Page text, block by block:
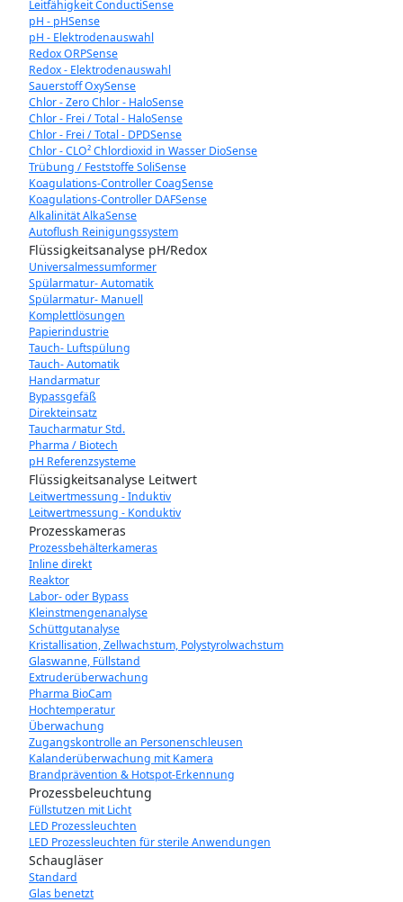
Leitfähigkeit ConductiSense
pH - pHSense
pH - Elektrodenauswahl
Redox ORPSense
Redox - Elektrodenauswahl
Sauerstoff OxySense
Chlor - Zero Chlor - HaloSense
Chlor - Frei / Total - HaloSense
Chlor - Frei / Total - DPDSense
Chlor - CLO² Chlordioxid in Wasser DioSense
Trübung / Feststoffe SoliSense
Koagulations-Controller CoagSense
Koagulations-Controller DAFSense
Alkalinität AlkaSense
Autoflush Reinigungssystem
Flüssigkeitsanalyse pH/Redox
Universalmessumformer
Spülarmatur- Automatik
Spülarmatur- Manuell
Komplettlösungen
Papierindustrie
Tauch- Luftspülung
Tauch- Automatik
Handarmatur
Bypassgefäß
Direkteinsatz
Taucharmatur Std.
Pharma / Biotech
pH Referenzsysteme
Flüssigkeitsanalyse Leitwert
Leitwertmessung - Induktiv
Leitwertmessung - Konduktiv
Prozesskameras
Prozessbehälterkameras
Inline direkt
Reaktor
Labor- oder Bypass
Kleinstmengenanalyse
Schüttgutanalyse
Kristallisation, Zellwachstum, Polystyrolwachstum
Glaswanne, Füllstand
Extruderüberwachung
Pharma BioCam
Hochtemperatur
Überwachung
Zugangskontrolle an Personenschleusen
Kalanderüberwachung mit Kamera
Brandprävention & Hotspot-Erkennung
Prozessbeleuchtung
Füllstutzen mit Licht
LED Prozessleuchten
LED Prozessleuchten für sterile Anwendungen
Schaugläser
Standard
Glas benetzt